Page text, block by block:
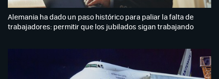
Alemania ha dado un paso histórico para paliar la falta de
trabajadores: permitir que los jubilados sigan trabajando